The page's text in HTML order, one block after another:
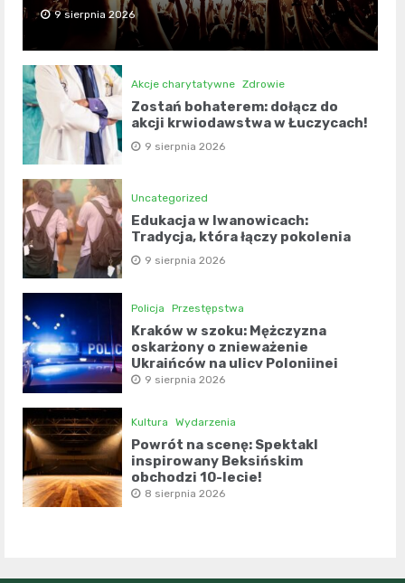
9 sierpnia 2026
Akcje charytatywne Zdrowie
Zostań bohaterem: dołącz do
akcji krwiodawstwa w Łuczycach!
9 sierpnia 2026
Uncategorized
Edukacja w Iwanowicach:
Tradycja, która łączy pokolenia
9 sierpnia 2026
Policja Przestępstwa
Kraków w szoku: Mężczyzna
oskarżony o znieważenie
Ukraińców na ulicy Polonijnej
9 sierpnia 2026
Kultura Wydarzenia
Powrót na scenę: Spektakl
inspirowany Beksińskim
obchodzi 10-lecie!
8 sierpnia 2026